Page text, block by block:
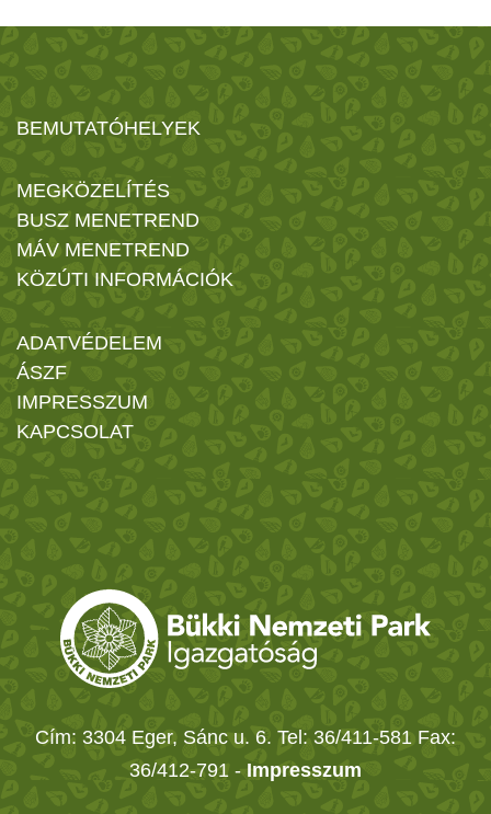
BEMUTATÓHELYEK
MEGKÖZELÍTÉS
BUSZ MENETREND
MÁV MENETREND
KÖZÚTI INFORMÁCIÓK
ADATVÉDELEM
ÁSZF
IMPRESSZUM
KAPCSOLAT
Cím: 3304 Eger, Sánc u. 6. Tel: 36/411-581 Fax:
36/412-791 - Impresszum